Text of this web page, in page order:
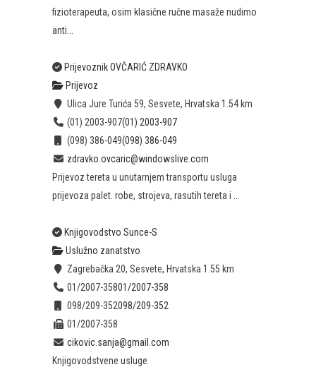
fizioterapeuta, osim klasične ručne masaže nudimo
anti...
Prijevoznik OVČARIĆ ZDRAVKO
Prijevoz
Ulica Jure Turića 59, Sesvete, Hrvatska 1.54 km
(01) 2003-907(01) 2003-907
(098) 386-049(098) 386-049
zdravko.ovcaric@windowslive.com
Prijevoz tereta u unutarnjem transportu usluga
prijevoza palet. robe, strojeva, rasutih tereta i ...
Knjigovodstvo Sunce-S
Uslužno zanatstvo
Zagrebačka 20, Sesvete, Hrvatska 1.55 km
01/2007-35801/2007-358
098/209-352098/209-352
01/2007-358
cikovic.sanja@gmail.com
Knjigovodstvene usluge